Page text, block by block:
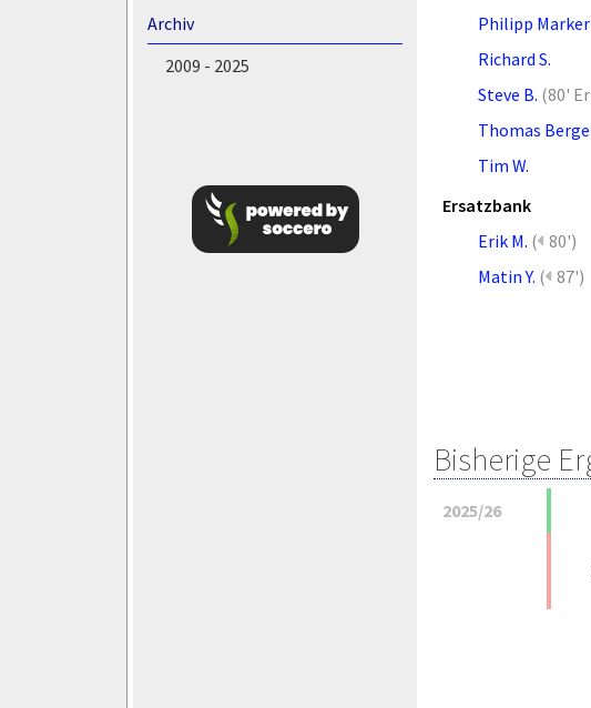
Archiv
2009 - 2025
Philipp
Richard S.
Steve B. (80'
Thomas
Tim W.
Ersatzbank
Erik M. ( 80')
Matin Y. ( 87')
Bisherige
2025/26